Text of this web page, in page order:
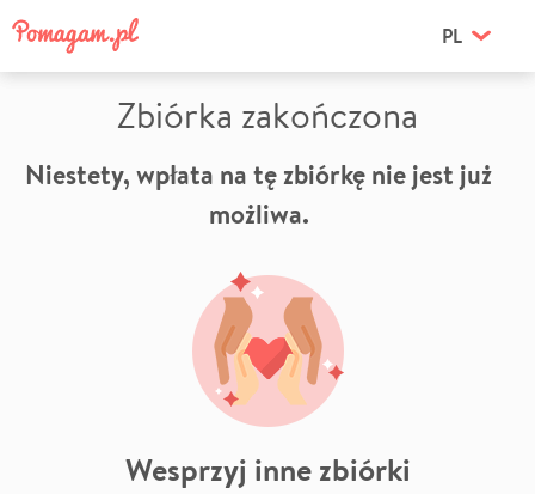
PL
Zbiórka zakończona
Niestety, wpłata na tę zbiórkę nie jest już
możliwa.
Wesprzyj inne zbiórki